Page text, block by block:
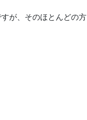
が、そのほとんどの方